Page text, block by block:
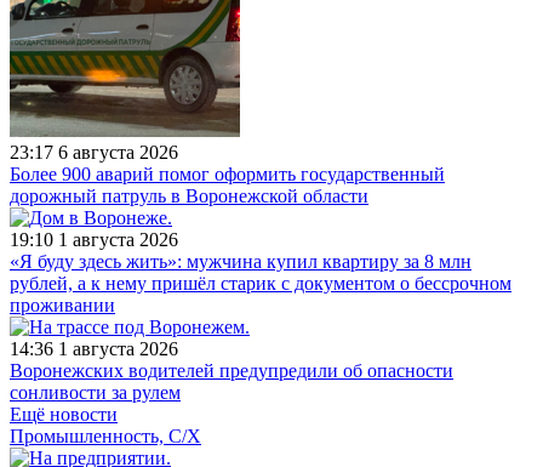
23:17 6 августа 2026
Более 900 аварий помог оформить государственный
дорожный патруль в Воронежской области
19:10 1 августа 2026
«Я буду здесь жить»: мужчина купил квартиру за 8 млн
рублей, а к нему пришёл старик с документом о бессрочном
проживании
14:36 1 августа 2026
Воронежских водителей предупредили об опасности
сонливости за рулем
Ещё новости
Промышленность, С/Х